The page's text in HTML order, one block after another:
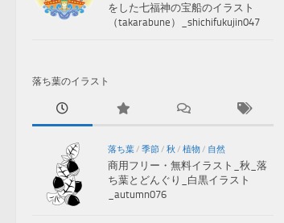
をした七福神の宝船のイラスト
（takarabune）_shichifukujin047
落ち葉のイラスト
落ち葉 / 季節 / 秋 / 植物 / 自然
商用フリー・無料イラスト_秋_落
ち葉とどんぐり_白黒イラスト
_autumn076